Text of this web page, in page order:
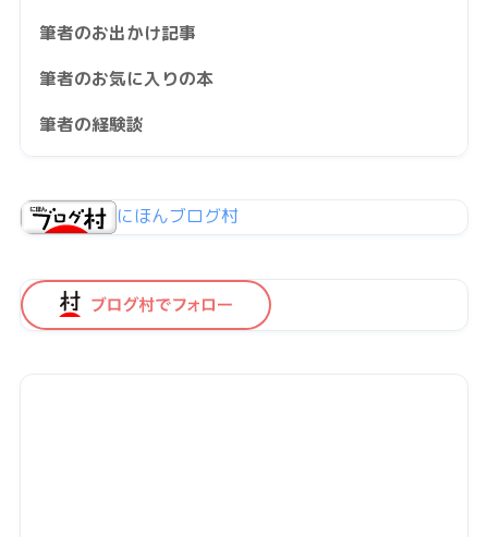
筆者のお出かけ記事
筆者のお気に入りの本
筆者の経験談
にほんブログ村